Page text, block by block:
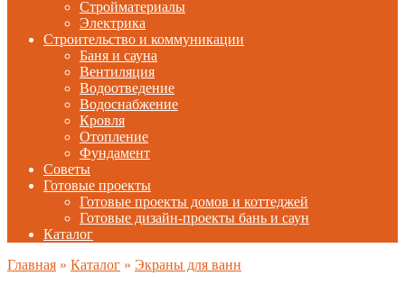
Стройматериалы
Электрика
Строительство и коммуникации
Баня и сауна
Вентиляция
Водоотведение
Водоснабжение
Кровля
Отопление
Фундамент
Советы
Готовые проекты
Готовые проекты домов и коттеджей
Готовые дизайн-проекты бань и саун
Каталог
Главная » Каталог » Экраны для ванн